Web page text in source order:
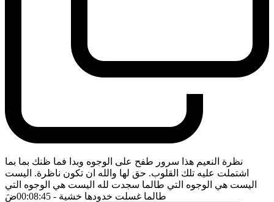
نظرة النعيم هذا سرور طفح على الوجوه وبدا فما ظنك بما بما
اشتملت عليه تلك القلوب. حق لها والله ان تكون ناظرة. اليست
اليست هي الوجوه التي طالما سجدت لله اليست هي الوجوه التي
طالما غسلت خدودها خشية - 00:08:45 ضَ